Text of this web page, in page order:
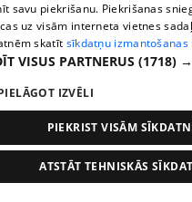
pirms 2 mēnešiem, 3 nedēļām
Samta dinastija
53. epizode
savu piekrišanu. Piekrišanas
uz visām interneta vietnes
skatīt sīkdatņu izmantošanas
VISUS PARTNERUS (1718) →
IZVĒLI
PIEKRIST VISĀM
ATSTĀT TEHNISKĀS